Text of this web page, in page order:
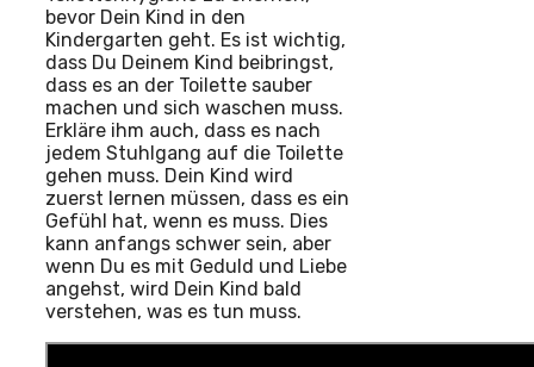
bevor Dein Kind in den
Kindergarten geht. Es ist wichtig,
dass Du Deinem Kind beibringst,
dass es an der Toilette sauber
machen und sich waschen muss.
Erkläre ihm auch, dass es nach
jedem Stuhlgang auf die Toilette
gehen muss. Dein Kind wird
zuerst lernen müssen, dass es ein
Gefühl hat, wenn es muss. Dies
kann anfangs schwer sein, aber
wenn Du es mit Geduld und Liebe
angehst, wird Dein Kind bald
verstehen, was es tun muss.